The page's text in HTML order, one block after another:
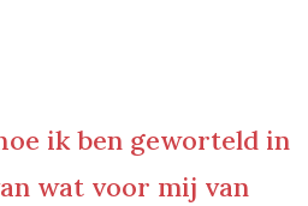
ik ben geworteld in
wat voor mij van